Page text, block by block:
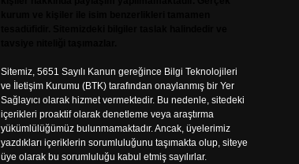
Sitemiz, 5651 Sayılı Kanun gereğince Bilgi Teknolojileri
ve İletişim Kurumu (BTK) tarafından onaylanmış bir Yer
Sağlayıcı olarak hizmet vermektedir. Bu nedenle, sitedeki
içerikleri proaktif olarak denetleme veya araştırma
yükümlülüğümüz bulunmamaktadır. Ancak, üyelerimiz
yazdıkları içeriklerin sorumluluğunu taşımakta olup, siteye
üye olarak bu sorumluluğu kabul etmiş sayılırlar.